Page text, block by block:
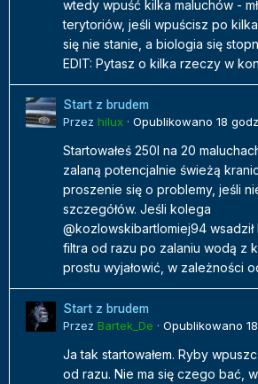
wtedy wpuść kilka maluchów -
terytoriów, jeśli wpuścisz po
się nie stanie, a biologia się
EDIT: Pytasz o kilka rzeczy w
Start z brudem
Przez hilux · Opublikowano 18
Startowałeś 250l na 20
zalaną potencjalnie świeżą
proszenie się o problemy, jeśli
szczegółów. Jeśli kolega
@kozlowskibartlomiej94
filtra od razu po zalaniu wodą z
prostu wyjałowić, w zależności
Start z brudem
Przez Bartek_De · Opublikowano
Ja tak startowałem. Ryby
od razu. Nie ma się czego bać,